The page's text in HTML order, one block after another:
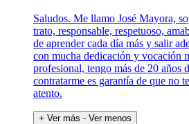
Saludos. Me llamo José Mayora,
trato, responsable, respetuoso,
de aprender cada día más y salir
con mucha dedicación y vocación
profesional, tengo más de 20 años
contratarme es garantía de que no
atento.
+ Ver más - Ver menos